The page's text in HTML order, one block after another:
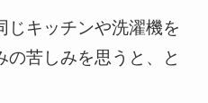
じキッチンや洗濯機を
の苦しみを思うと、と